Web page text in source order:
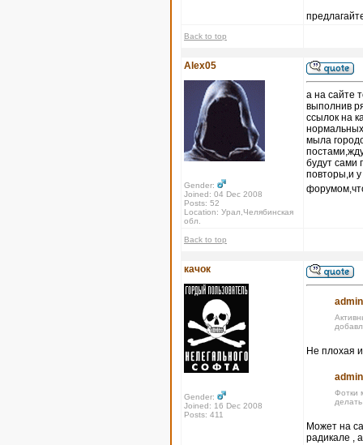
Back to top
Alex05
Gender:
Joined: 04 Dec 2008
Posts: 52
Location: Урал,Челябинская
обл.
а на сайте
выполнив
ссылок на
мыла
будут сами
повторы,и
Back to top
качок
Gender:
Joined: 16 Dec 2008
Posts: 411
Не плохая
Фотки
Может на
радикале ,